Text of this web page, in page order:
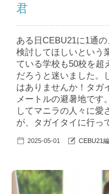
君
ある日CEBU21に1通
検討してほしいという
ている学校も50校を超
だろうと迷いました。
はありませんか！タガ
メートルの避暑地です
してマニラの人々に愛
が、タガイタイに行っ
2025-05-01 CEBU21